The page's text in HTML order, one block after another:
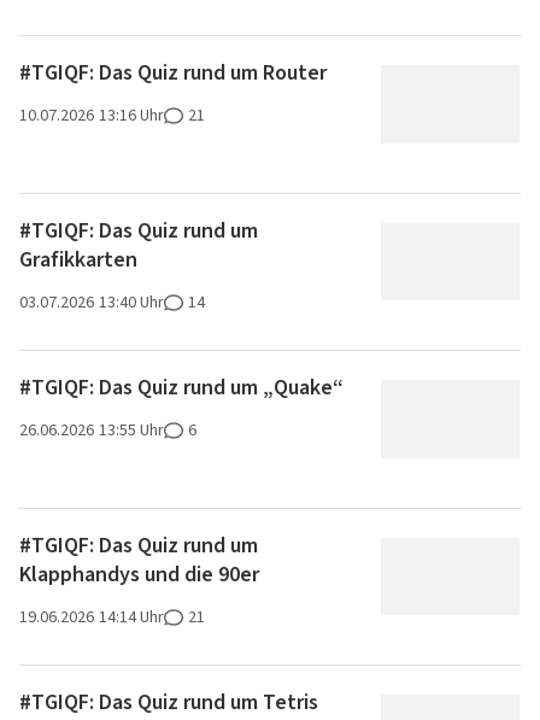
#TGIQF: Das Quiz rund um Router
10.07.2026 13:16 Uhr 21
#TGIQF: Das Quiz rund um
Grafikkarten
03.07.2026 13:40 Uhr 14
#TGIQF: Das Quiz rund um „Quake“
26.06.2026 13:55 Uhr 6
#TGIQF: Das Quiz rund um
Klapphandys und die 90er
19.06.2026 14:14 Uhr 21
#TGIQF: Das Quiz rund um Tetris